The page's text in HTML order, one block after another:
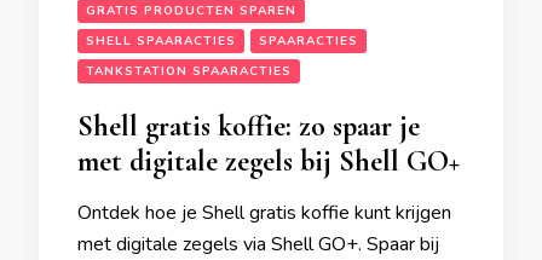
GRATIS PRODUCTEN SPAREN
SHELL SPAARACTIES
SPAARACTIES
TANKSTATION SPAARACTIES
Shell gratis koffie: zo spaar je
met digitale zegels bij Shell GO+
Ontdek hoe je Shell gratis koffie kunt krijgen
met digitale zegels via Shell GO+. Spaar bij